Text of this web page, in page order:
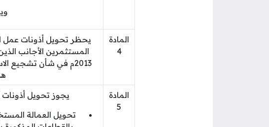
المادة
4
يحظر تحويل أذونات عمل
2013م في شأن تشجيع
المادة
5
يجوز تحويل
تحويل العمالة